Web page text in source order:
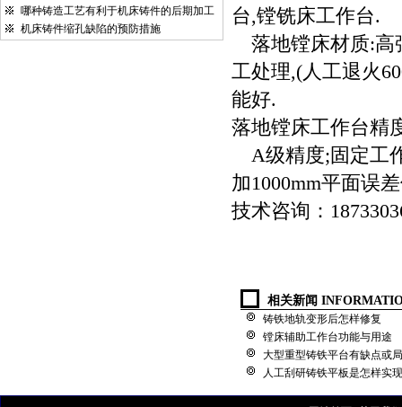
哪种铸造工艺有利于机床铸件的后期加工
机床铸件缩孔缺陷的预防措施
台,镗铣床工作
落地镗床材质:高
工处理,(人工退火
能好.
落地镗床工作
A级精度;固定工
加1000mm平面误
技术咨询：
相关新闻
铸铁地轨变形后怎样修复
镗床辅助工作台功能与用途
大型重型铸铁平台有缺点或
人工刮研铸铁平板是怎样实